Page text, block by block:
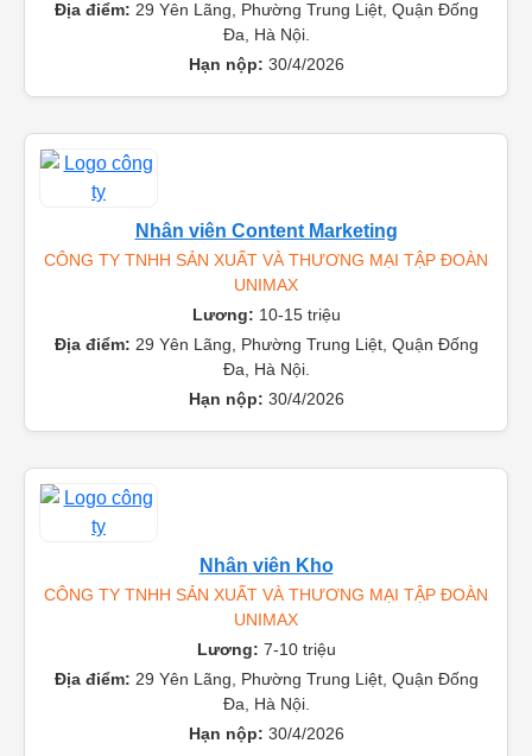
Lương:15-20 triệu
29 Yên Lãng, Phường Trung Liệt, Quận Đống
Đa, Hà Nội.
Hạn nộp:30/4/2026
Nhân viên Content Marketing
CÔNG TY TNHH SẢN XUẤT VÀ THƯƠNG MẠI TẬP ĐOÀN
UNIMAX
Lương:10-15 triệu
29 Yên Lãng, Phường Trung Liệt, Quận Đống
Đa, Hà Nội.
Hạn nộp:30/4/2026
Nhân viên Kho
CÔNG TY TNHH SẢN XUẤT VÀ THƯƠNG MẠI TẬP ĐOÀN
UNIMAX
Lương:7-10 triệu
29 Yên Lãng, Phường Trung Liệt, Quận Đống
Đa, Hà Nội.